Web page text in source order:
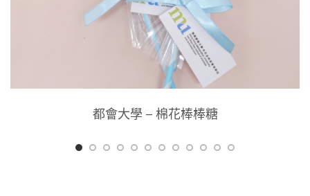
都會大學 – 棉花棒棒糖